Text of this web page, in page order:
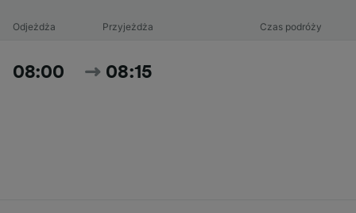
Odjeżdża Przyjeżdża Czas podróży
08:00 08:15